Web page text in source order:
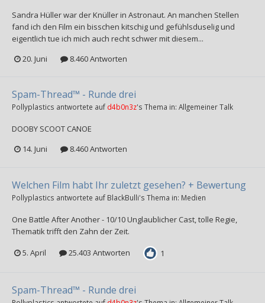
Sandra Hüller war der Knüller in Astronaut. An manchen Stellen
fand ich den Film ein bisschen kitschig und gefühlsduselig und
eigentlich tue ich mich auch recht schwer mit diesem...
20. Juni
8.460 Antworten
Spam-Thread™ - Runde drei
Pollyplastics antwortete auf d4b0n3z's Thema in: Allgemeiner Talk
DOOBY SCOOT CANOE
14. Juni
8.460 Antworten
Welchen Film habt Ihr zuletzt gesehen? + Bewertung
Pollyplastics antwortete auf BlackBulli's Thema in: Medien
One Battle After Another - 10/10 Unglaublicher Cast, tolle Regie,
Thematik trifft den Zahn der Zeit.
5. April 25.403 Antworten 1
Spam-Thread™ - Runde drei